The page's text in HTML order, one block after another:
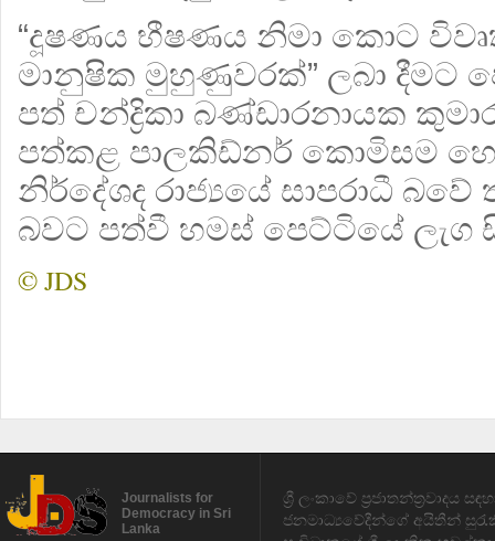
“දූෂණය භීෂණය නිමා කොට
මානුෂික මුහුණුවරක්” ලබා දීමට
පත් චන්ද්‍රිකා බණ්ඩාරනායක
පත්කළ පාලකිඩ්නර් කොමිසම
නිර්දේශද රාජ්‍යයේ සාපරාධී
බවට පත්වී හමස් පෙට්ටියේ ලැග
© JDS
Journalists for
Democracy in Sri
Lanka
ශ්‍රී ලංකාවේ ප්‍රජාතන්ත්‍රවාදය
ජනමාධ්‍යවේදීන්ගේ අයිතීන්